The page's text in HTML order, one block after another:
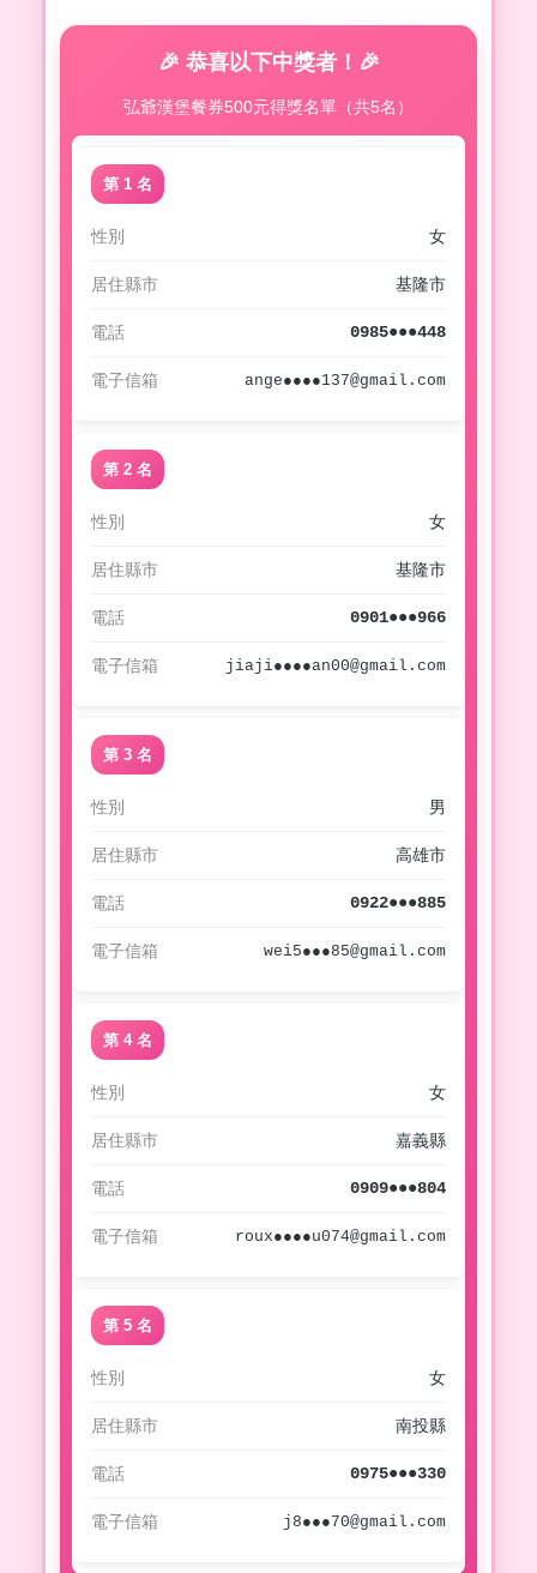
🎉 恭喜以下中獎者！🎉
弘爺漢堡餐券500元得獎名單（共5名）
第 1 名
性別 女
居住縣市 基隆市
電話 0985●●●448
電子信箱 ange●●●●137@gmail.com
第 2 名
性別 女
居住縣市 基隆市
電話 0901●●●966
電子信箱 jiaji●●●●an00@gmail.com
第 3 名
性別 男
居住縣市 高雄市
電話 0922●●●885
電子信箱 wei5●●●85@gmail.com
第 4 名
性別 女
居住縣市 嘉義縣
電話 0909●●●804
電子信箱 roux●●●●u074@gmail.com
第 5 名
性別 女
居住縣市 南投縣
電話 0975●●●330
電子信箱 j8●●●70@gmail.com